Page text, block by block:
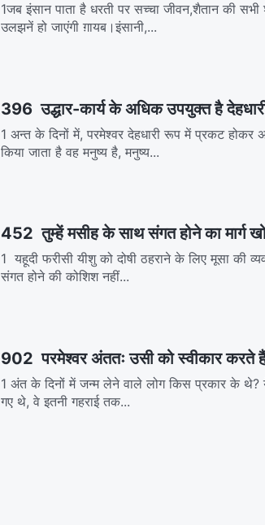
1जब इंसान पाता है धरती पर सच्चा जीवन,शैतान की
उलझनें हो जाएंगी ग़ायब।इंसानी,...
396 उद्धार-कार्य के अधिक उपयुक्त है
1 अन्त के दिनों में, परमेश्वर देहधारी रूप में प्रकट होकर
किया जाता है वह मनुष्य है, मनुष्य...
452 तुम्हें मसीह के साथ संगत होने का मार्ग
1 यहूदी फरीसी यीशु को दोषी ठहराने के लिए मूसा
संगत होने की कोशिश नहीं...
902 परमेश्वर अंततः उसी को स्वीकार करते
1 अंत के दिनों में जन्म लेने वाले लोग किस प्रकार के थे? ये
गए थे, वे इतनी गहराई तक...